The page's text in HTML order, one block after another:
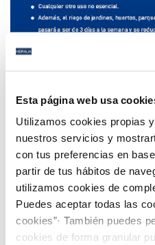
Esta página web usa
Utilizamos cookies propias
nuestros servicios y
con tus preferencias en
partir de tus hábitos de
utilizamos cookies de
Puedes aceptar todas las
cookies”· También puedes
cookies de forma granular
Marbella amplía las
sequía
Anterior